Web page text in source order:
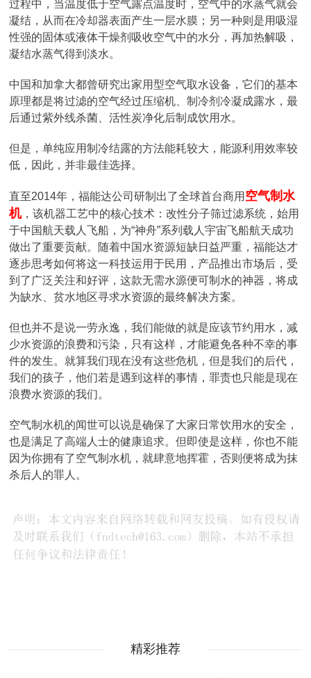
过程中，当温度低于空气露点温度时，空气中的水蒸气就会
凝结，从而在冷却器表面产生一层水膜；另一种则是用吸湿
性强的固体或液体干燥剂吸收空气中的水分，再加热解吸，
凝结水蒸气得到淡水。
中国和加拿大都曾研究出家用型空气取水设备，它们的基本
原理都是将过滤的空气经过压缩机、制冷剂冷凝成露水，最
后通过紫外线杀菌、活性炭净化后制成饮用水。
但是，单纯应用制冷结露的方法能耗较大，能源利用效率较
低，因此，并非最佳选择。
直至2014年，福能达公司研制出了全球首台商用 空气制水
机，该机器工艺中的核心技术：改性分子筛过滤系统，始用
于中国航天载人飞船，为“神舟”系列载人宇宙飞船航天成功
做出了重要贡献。随着中国水资源短缺日益严重，福能达才
逐步思考如何将这一科技运用于民用，产品推出市场后，受
到了广泛关注和好评，这款无需水源便可制水的神器，将成
为缺水、贫水地区寻求水资源的最终解决方案。
但也并不是说一劳永逸，我们能做的就是应该节约用水，减
少水资源的浪费和污染，只有这样，才能避免各种不幸的事
件的发生。就算我们现在没有这些危机，但是我们的后代，
我们的孩子，他们若是遇到这样的事情，罪责也只能是现在
浪费水资源的我们。
空气制水机的闻世可以说是确保了大家日常饮用水的安全，
也是满足了高端人士的健康追求。但即使是这样，你也不能
因为你拥有了空气制水机，就肆意地挥霍，否则便将成为抹
杀后人的罪人。
精彩推荐